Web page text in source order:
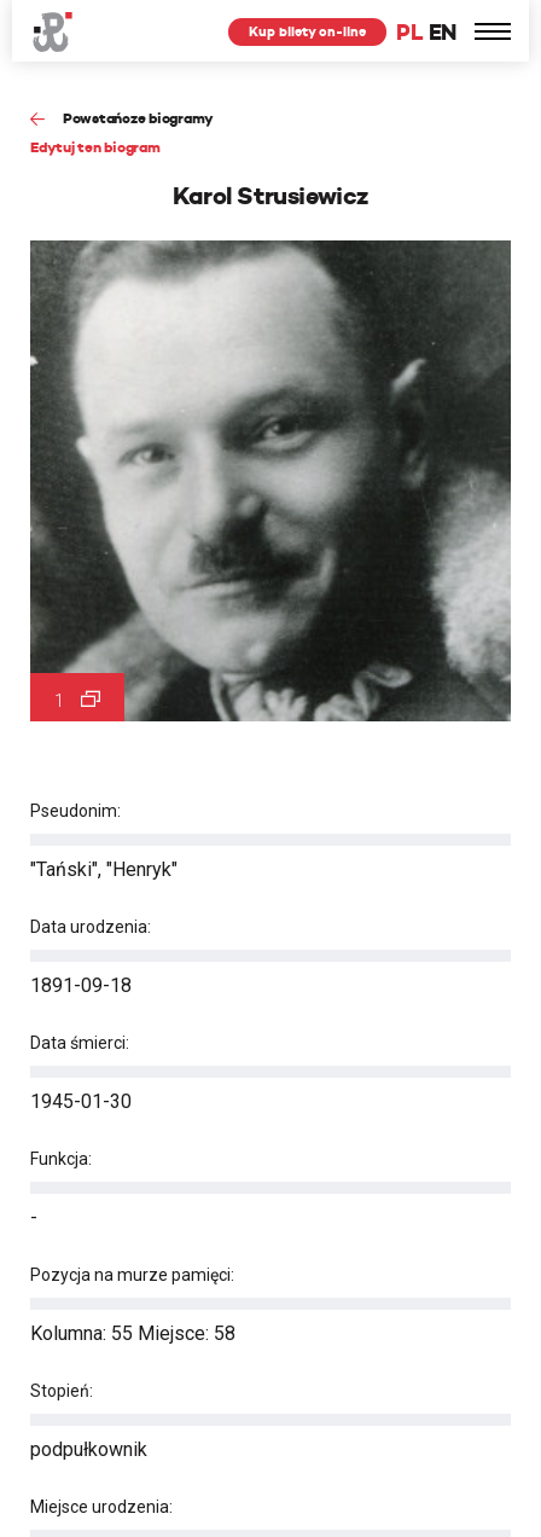
PL EN
Kup bilety on-line
Powstańcze biogramy
Edytuj ten biogram
Karol Strusiewicz
1
Pseudonim:
"Tański", "Henryk"
Data urodzenia:
1891-09-18
Data śmierci:
1945-01-30
Funkcja:
-
Pozycja na murze pamięci:
Kolumna: 55 Miejsce: 58
Stopień:
podpułkownik
Miejsce urodzenia: